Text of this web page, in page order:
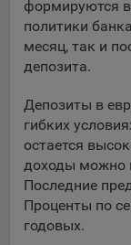
5.4. Создание и
рекламы
применяемые
для оставления
cookie
работы сайтов и
функционала
системах. Вместе
браузер, чтобы
уведомлял
формируются в
политики
месяц, так и
депозита.
Депозиты в
гибких
остается
доходы можно
Последние
Проценты по
годовых.